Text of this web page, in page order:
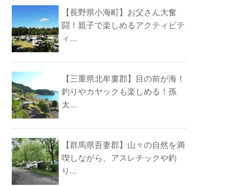
【長野県小海町】お父さん大奮
闘！親子で楽しめるアクティビテ
ィ...
【三重県北牟婁郡】目の前が海！
釣りやカヤックも楽しめる！孫
太...
【群馬県吾妻郡】山々の自然を満
喫しながら、アスレチックや釣
り...